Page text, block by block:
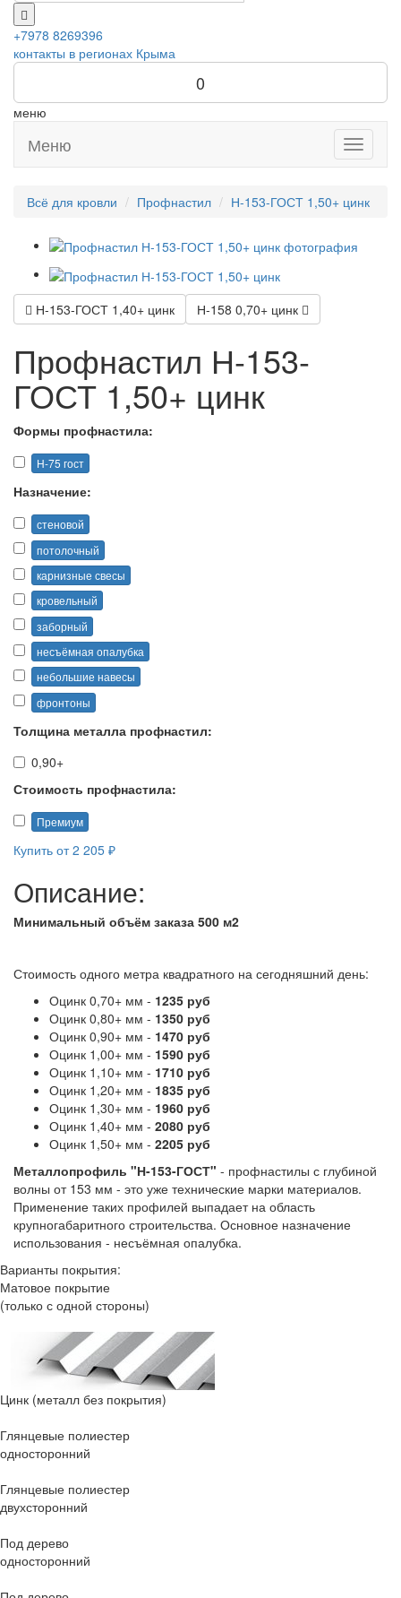
+7978 8269396
контакты в регионах Крыма
0
меню
Toggle
Меню
Всё для кровли Профнастил Н-153-ГОСТ 1,50+ цинк
Н-153-ГОСТ 1,40+ цинк Н-158 0,70+ цинк
Профнастил Н-153-
ГОСТ 1,50+ цинк
Формы профнастила:
Н-75 гост
Назначение:
стеновой
потолочный
карнизные свесы
кровельный
заборный
несъёмная опалубка
небольшие навесы
фронтоны
Толщина металла профнастил:
0,90+
Стоимость профнастила:
Премиум
Купить от 2 205 ₽
Описание:
Минимальный объём заказа 500 м2
Стоимость одного метра квадратного на сегодняшний день:
Оцинк 0,70+ мм - 1235 руб
Оцинк 0,80+ мм - 1350 руб
Оцинк 0,90+ мм - 1470 руб
Оцинк 1,00+ мм - 1590 руб
Оцинк 1,10+ мм - 1710 руб
Оцинк 1,20+ мм - 1835 руб
Оцинк 1,30+ мм - 1960 руб
Оцинк 1,40+ мм - 2080 руб
Оцинк 1,50+ мм - 2205 руб
Металлопрофиль "Н-153-ГОСТ" - профнастилы с глубиной
волны от 153 мм - это уже технические марки материалов.
Применение таких профилей выпадает на область
крупногабаритного строительства. Основное назначение
использования - несъёмная опалубка.
Варианты покрытия:
Матовое покрытие
(только с одной стороны)
Цинк (металл без покрытия)
Глянцевые полиестер
односторонний
Глянцевые полиестер
двухсторонний
Под дерево
односторонний